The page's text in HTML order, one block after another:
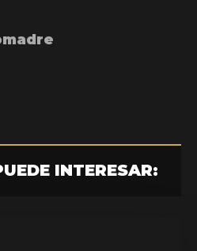
INTERESAR: